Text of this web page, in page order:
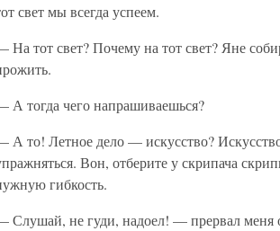
свет мы всегда успеем.
На тот свет? Почему на тот свет? Яне
А тогда чего напрашиваешься?
А то! Летное дело — искусство?
Вон, отберите у скрипача
гибкость.
Слушай, не гуди, надоел! — прервал меня